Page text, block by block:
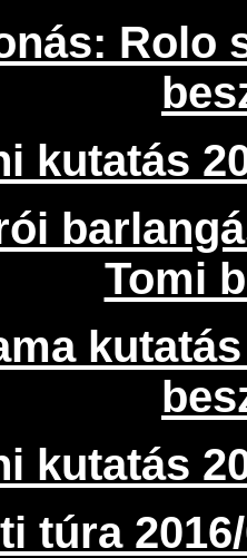
Rolo
kutatás
Tomi
kutatás
túra